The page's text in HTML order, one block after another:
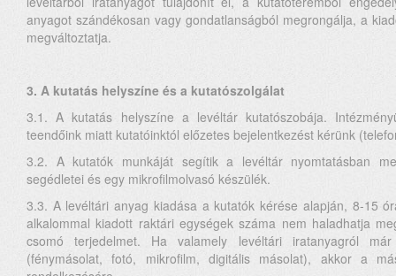
anyagot szándékosan vagy gondatlanságból megrongálja, a
megváltoztatja.
3. A kutatás helyszíne és a kutatószolgálat
3.1. A kutatás helyszíne a levéltár kutatószobája.
teendőink miatt kutatóinktól előzetes bejelentkezést kérünk
3.2. A kutatók munkáját segítik a levéltár nyomtatásban
segédletei és egy mikrofilmolvasó készülék.
3.3. A levéltári anyag kiadása a kutatók kérése alapján, 8-15
alkalommal kiadott raktári egységek száma nem haladhatja
csomó terjedelmet. Ha valamely levéltári iratanyagról
(fénymásolat, fotó, mikrofilm, digitális másolat), akkor a